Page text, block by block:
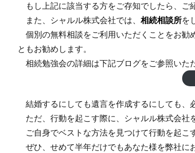
もし上記に該当する方をご存知でしたら、ご
また、シャルル株式会社では、 相続相談所を
個別の無料相談をご利用いただくことをお勧
ともお勧めします。
相続勉強会の詳細は下記ブログをご参照いた
結婚するにしても遺言を作成するにしても、
ただ、行動を起こす際に、シャルル株式会社
ご自身でベストな方法を見つけて行動を起こ
ぜひ、せめて半年だけでもあなた様を弊社に